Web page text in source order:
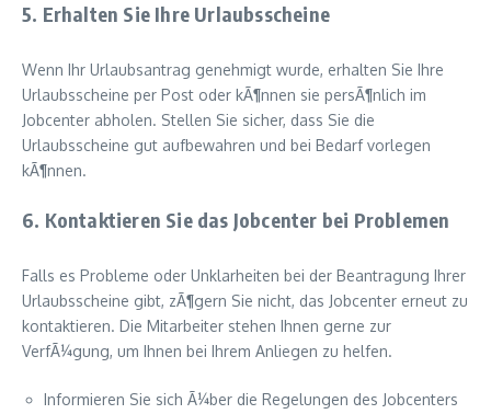
5. Erhalten Sie Ihre Urlaubsscheine
Wenn Ihr Urlaubsantrag genehmigt wurde, erhalten Sie Ihre
Urlaubsscheine per Post oder kÃ¶nnen sie persÃ¶nlich im
Jobcenter abholen. Stellen Sie sicher, dass Sie die
Urlaubsscheine gut aufbewahren und bei Bedarf vorlegen
kÃ¶nnen.
6. Kontaktieren Sie das Jobcenter bei Problemen
Falls es Probleme oder Unklarheiten bei der Beantragung Ihrer
Urlaubsscheine gibt, zÃ¶gern Sie nicht, das Jobcenter erneut zu
kontaktieren. Die Mitarbeiter stehen Ihnen gerne zur
VerfÃ¼gung, um Ihnen bei Ihrem Anliegen zu helfen.
Informieren Sie sich Ã¼ber die Regelungen des Jobcenters